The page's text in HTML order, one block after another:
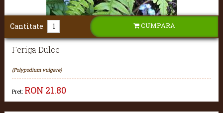
Feriga Dulce
(Polypodium vulgare)
Pret: RON 21.80
Cantitate CUMPARA